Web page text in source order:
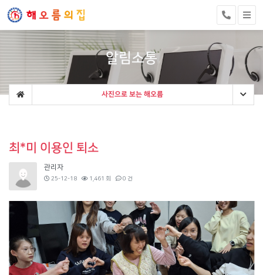
알림소통
사진으로 보는 해오름
최*미 이용인 퇴소
관리자
25-12-18 1,461 회 0 건